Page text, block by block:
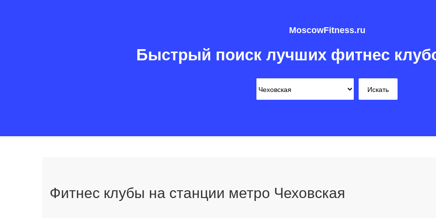
MoscowFitness.ru
Быстрый поиск лучших фитнес
Фитнес клубы на станции метро Чеховская